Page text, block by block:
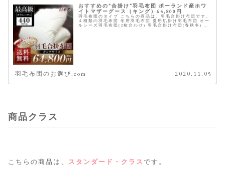
おすすめの”合掛け”羽毛布団 ポーランド産ホワ
イトマザーグース（キング）64,800円
羽毛布団のタイプ こちらの商品は、羽毛合掛け布団です。
４種類の羽毛布団 冬用羽毛布団 夏用肌掛け羽毛布団 オー
ルシーズ羽毛布団(2枚合わせ) 羽毛合掛け布団(春秋冬) 商
羽毛布団のお選び.com 2020.11.05
商品クラス
こちらの商品は、 スタンダード・クラス です。